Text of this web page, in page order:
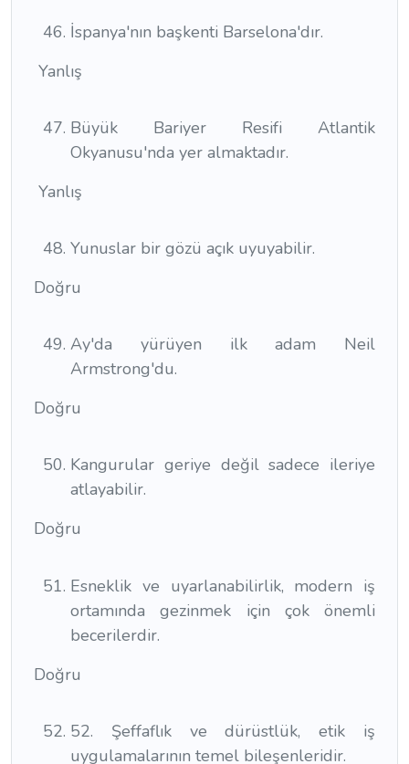
İspanya'nın başkenti Barselona'dır.
Yanlış
Büyük Bariyer Resifi Atlantik
Okyanusu'nda yer almaktadır.
Yanlış
Yunuslar bir gözü açık uyuyabilir.
Doğru
Ay'da yürüyen ilk adam Neil
Armstrong'du.
Doğru
Kangurular geriye değil sadece ileriye
atlayabilir.
Doğru
Esneklik ve uyarlanabilirlik, modern iş
ortamında gezinmek için çok önemli
becerilerdir.
Doğru
52. Şeffaflık ve dürüstlük, etik iş
uygulamalarının temel bileşenleridir.